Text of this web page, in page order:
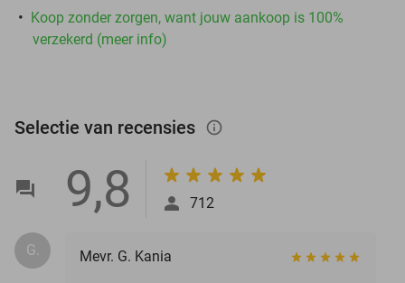
Koop zonder zorgen, want jouw aankoop is 100%
verzekerd (meer info)
Selectie van recensies info_outlined
9,8 712
G. Mevr. G. Kania